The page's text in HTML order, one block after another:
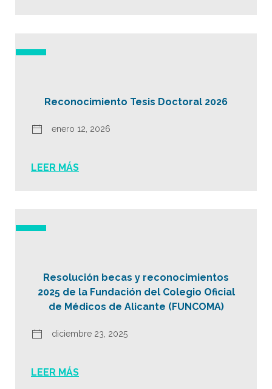
Reconocimiento Tesis Doctoral 2026
enero 12, 2026
LEER MÁS
Resolución becas y reconocimientos
2025 de la Fundación del Colegio Oficial
de Médicos de Alicante (FUNCOMA)
diciembre 23, 2025
LEER MÁS